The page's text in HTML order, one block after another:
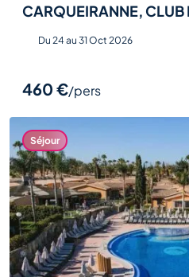
CARQUEIRANNE, CLUB
Du 24 au 31 Oct 2026
460 €/pers
Séjour